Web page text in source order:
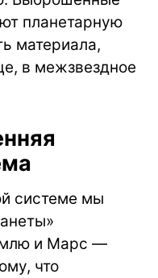
планетарную
материала,
в межзвездное
системе мы
и Марс —
что